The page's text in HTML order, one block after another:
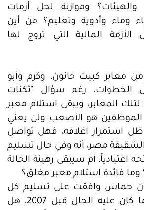
والهيئات؟ وموازنة لحل أزمات
وماء وأدوية وتعليم؟ من أين
المالية التي تروج لها
كبيت حانون، وكرم وأبو
الخطوات، رغم سؤال "ثكنات
المعابر، ويبقى استلام معبر
الموظفين هو الأصعب ولن يعني
استمرار اغلاقه، فهل تواصل
مصر، أنه وفي حال تسليم
اعتيادياً، أم سيبقى رهينة الحالة
وما فائدة استلام معبر مغلق؟
حماس وافقت على تسليم كل
شيء، والعودة لما كان عليه الحال قبل 2007، هل